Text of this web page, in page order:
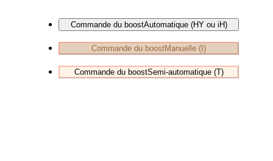
Commande du boostAutomatique (HY ou iH)
Commande du boostManuelle (I)
Commande du boostSemi-automatique (T)